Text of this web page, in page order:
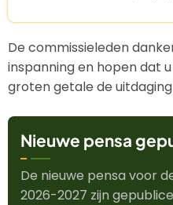
De commissieleden
inspanning en hopen dat
groten getale de
Nieuwe pensa
De nieuwe pensa voor
2026-2027 zijn